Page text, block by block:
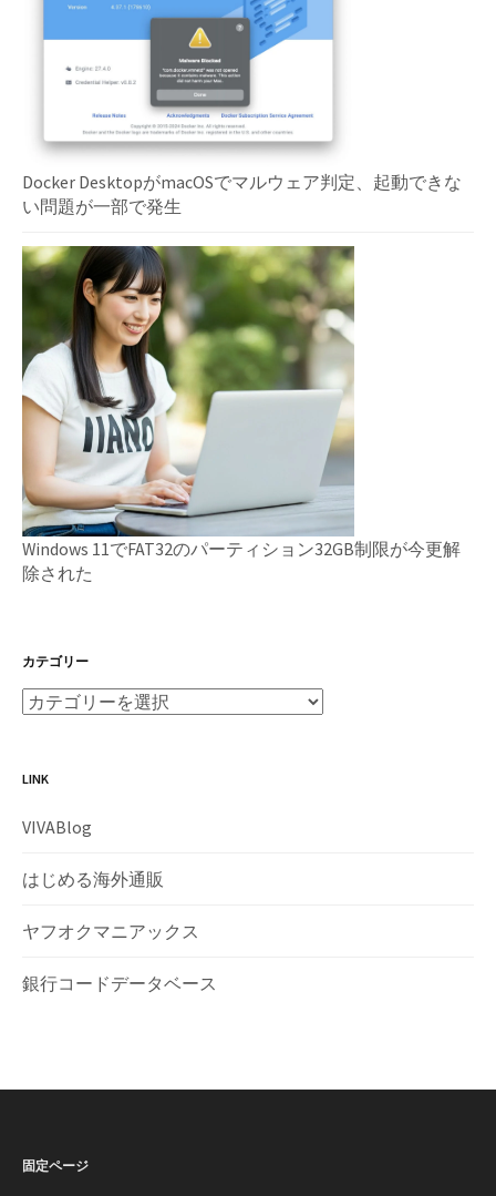
Docker DesktopがmacOSでマルウェア判定、起動できな
い問題が一部で発生
Windows 11でFAT32のパーティション32GB制限が今更解
除された
カテゴリー
LINK
VIVABlog
はじめる海外通販
ヤフオクマニアックス
銀行コードデータベース
固定ページ